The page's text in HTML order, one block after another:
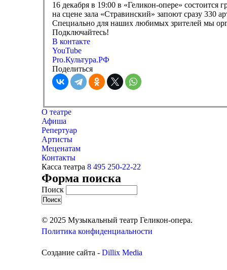
16 декабря в 19:00 в «Геликон-опере» состоится
на сцене зала «Стравинский» запоют сразу 330
Специально для наших любимых зрителей мы
Подключайтесь!
В контакте
YouTube
Pro.Культура.РФ
Поделиться
О театре
Афиша
Репертуар
Артисты
Меценатам
Контакты
Касса театра 8 495 250-22-22
Форма поиска
Поиск
© 2025 Музыкальный театр Геликон-опера.
Политика конфиденциальности
Создание сайта - Dillix Media